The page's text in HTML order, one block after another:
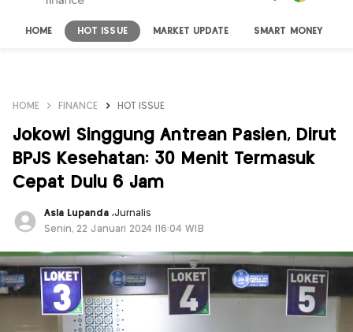
HOME HOT ISSUE MARKET UPDATE SMART MONEY
HOME FINANCE HOT ISSUE
Jokowi Singgung Antrean Pasien, Dirut
BPJS Kesehatan: 30 Menit Termasuk
Cepat Dulu 6 Jam
Asla Lupanda ,Jurnalis
Senin, 22 Januari 2024 |16:04 WIB